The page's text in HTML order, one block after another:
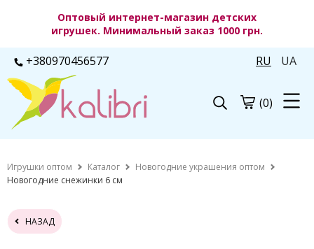
Оптовый интернет-магазин детских
игрушек. Минимальный заказ 1000 грн.
+380970456577 RU UA
(0)
Игрушки оптом Каталог
Новогодние украшения оптом
Новогодние снежинки 6 см
НАЗАД